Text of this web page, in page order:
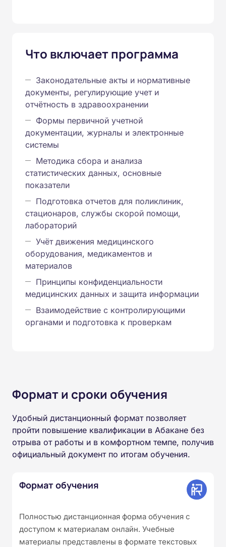
Что включает программа
Законодательные акты и нормативные
документы, регулирующие учет и
отчётность в здравоохранении
Формы первичной учетной
документации, журналы и электронные
системы
Методика сбора и анализа
статистических данных, основные
показатели
Подготовка отчетов для поликлиник,
стационаров, службы скорой помощи,
лабораторий
Учёт движения медицинского
оборудования, медикаментов и
материалов
Принципы конфиденциальности
медицинских данных и защита информации
Взаимодействие с контролирующими
органами и подготовка к проверкам
Формат и сроки обучения
Удобный дистанционный формат позволяет
пройти повышение квалификации в Абакане без
отрыва от работы и в комфортном темпе, получив
официальный документ по итогам обучения.
Формат обучения
Полностью дистанционная форма обучения с
доступом к материалам онлайн. Учебные
материалы представлены в формате текстовых